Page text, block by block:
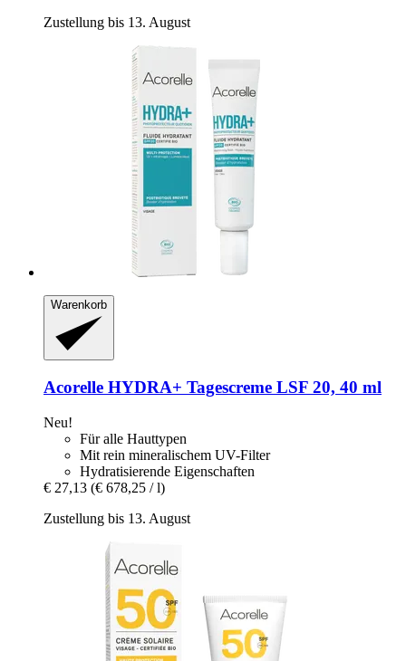
Zustellung bis 13. August
Warenkorb
Acorelle HYDRA+ Tagescreme LSF 20, 40 ml
Neu!
Für alle Hauttypen
Mit rein mineralischem UV-Filter
Hydratisierende Eigenschaften
€ 27,13 (€ 678,25 / l)
Zustellung bis 13. August